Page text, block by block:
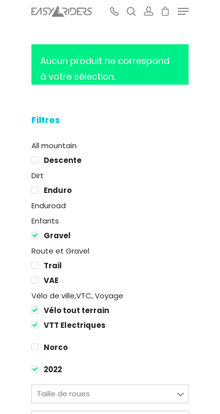
Hit enter to search or ESC to close
Filtres
All mountain
Descente
Dirt
Enduro
Enduroad
Enfants
Gravel
Route et Gravel
Trail
VAE
Vélo de ville,VTC, Voyage
Vélo tout terrain
VTT Electriques
Norco
2022
Taille de roues
Aucun produit ne correspond
à votre sélection.
Easy Riders